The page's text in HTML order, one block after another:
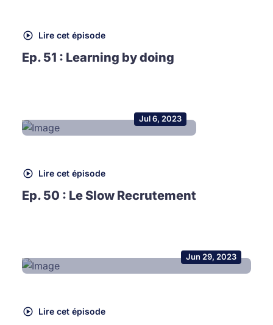
Lire cet épisode
Ep. 51 : Learning by doing
Jul 6, 2023
Lire cet épisode
Ep. 50 : Le Slow Recrutement
Jun 29, 2023
Lire cet épisode